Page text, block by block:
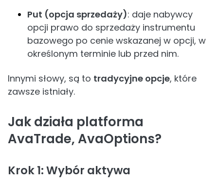
Put (opcja sprzedaży): daje nabywcy
opcji prawo do sprzedaży instrumentu
bazowego po cenie wskazanej w opcji, w
określonym terminie lub przed nim.
Innymi słowy, są to tradycyjne opcje, które
zawsze istniały.
Jak działa platforma
AvaTrade, AvaOptions?
Krok 1: Wybór aktywa